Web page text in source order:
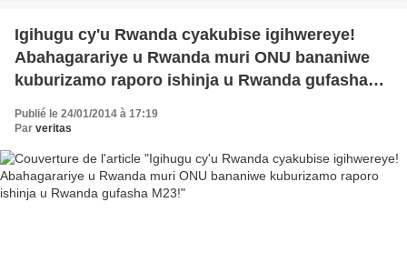
Igihugu cy'u Rwanda cyakubise igihwereye!
Abahagarariye u Rwanda muri ONU bananiwe
kuburizamo raporo ishinja u Rwanda gufasha
M23!
Publié le 24/01/2014 à 17:19
Par veritas